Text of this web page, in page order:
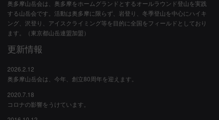
奥多摩山岳会は、奥多摩をホームグランドとするオールラウンド登山を実践
する山岳会です。活動は奥多摩に限らず、岩登り、冬季登山を中心にハイキ
ング、沢登り、アイスクライミング等を目的に全国をフィールドとしており
ます。（東京都山岳連盟加盟）
更新情報
2026.2.12
奥多摩山岳会は、今年、創立80周年を迎えます。
2020.7.18
コロナの影響をうけています。